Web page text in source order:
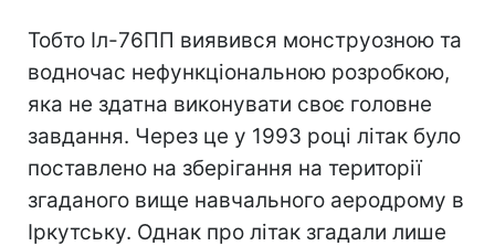
Тобто Іл-76ПП виявився монструозною та
водночас нефункціональною розробкою,
яка не здатна виконувати своє головне
завдання. Через це у 1993 році літак було
поставлено на зберігання на території
згаданого вище навчального аеродрому в
Іркутську. Однак про літак згадали лише